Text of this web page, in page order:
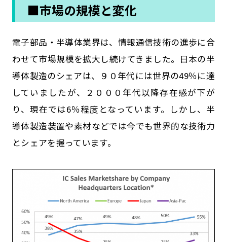
■市場の規模と変化
電子部品・半導体業界は、情報通信技術の進歩に合
わせて市場規模を拡大し続けてきました。日本の半
導体製造のシェアは、９０年代には世界の49％に達
していましたが、２０００年代以降存在感が下が
り、現在では6％程度となっています。しかし、半
導体製造装置や素材などでは今でも世界的な技術力
とシェアを握っています。